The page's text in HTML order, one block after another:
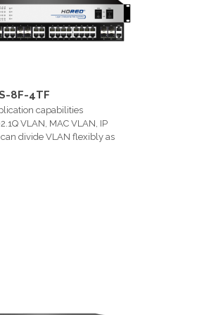
8F-4TF
capabilities
VLAN, MAC VLAN, IP
divide VLAN flexibly as